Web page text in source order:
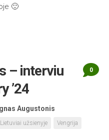
🙂
– interviu
’24
Ignas Augustonis
Lietuviai užsienyje Vengrija
0